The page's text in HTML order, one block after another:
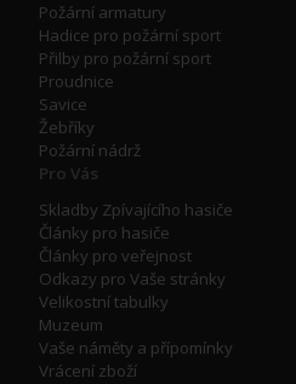
Požární armatury
Hadice pro požární sport
Přilby pro požární sport
Proudnice
Savice
Žebříky
Požární nádrž
Pro Vás
Skladby Zpívajícího hasiče
Články pro hasiče
Články pro veřejnost
Odkazy pro Vaše stránky
Velikostní tabulky
Muzeum
Vaše náměty a přípomínky
Vrácení zboží